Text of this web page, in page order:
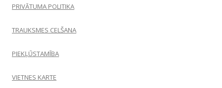
PRIVĀTUMA POLITIKA
TRAUKSMES CELŠANA
PIEKĻŪSTAMĪBA
VIETNES KARTE